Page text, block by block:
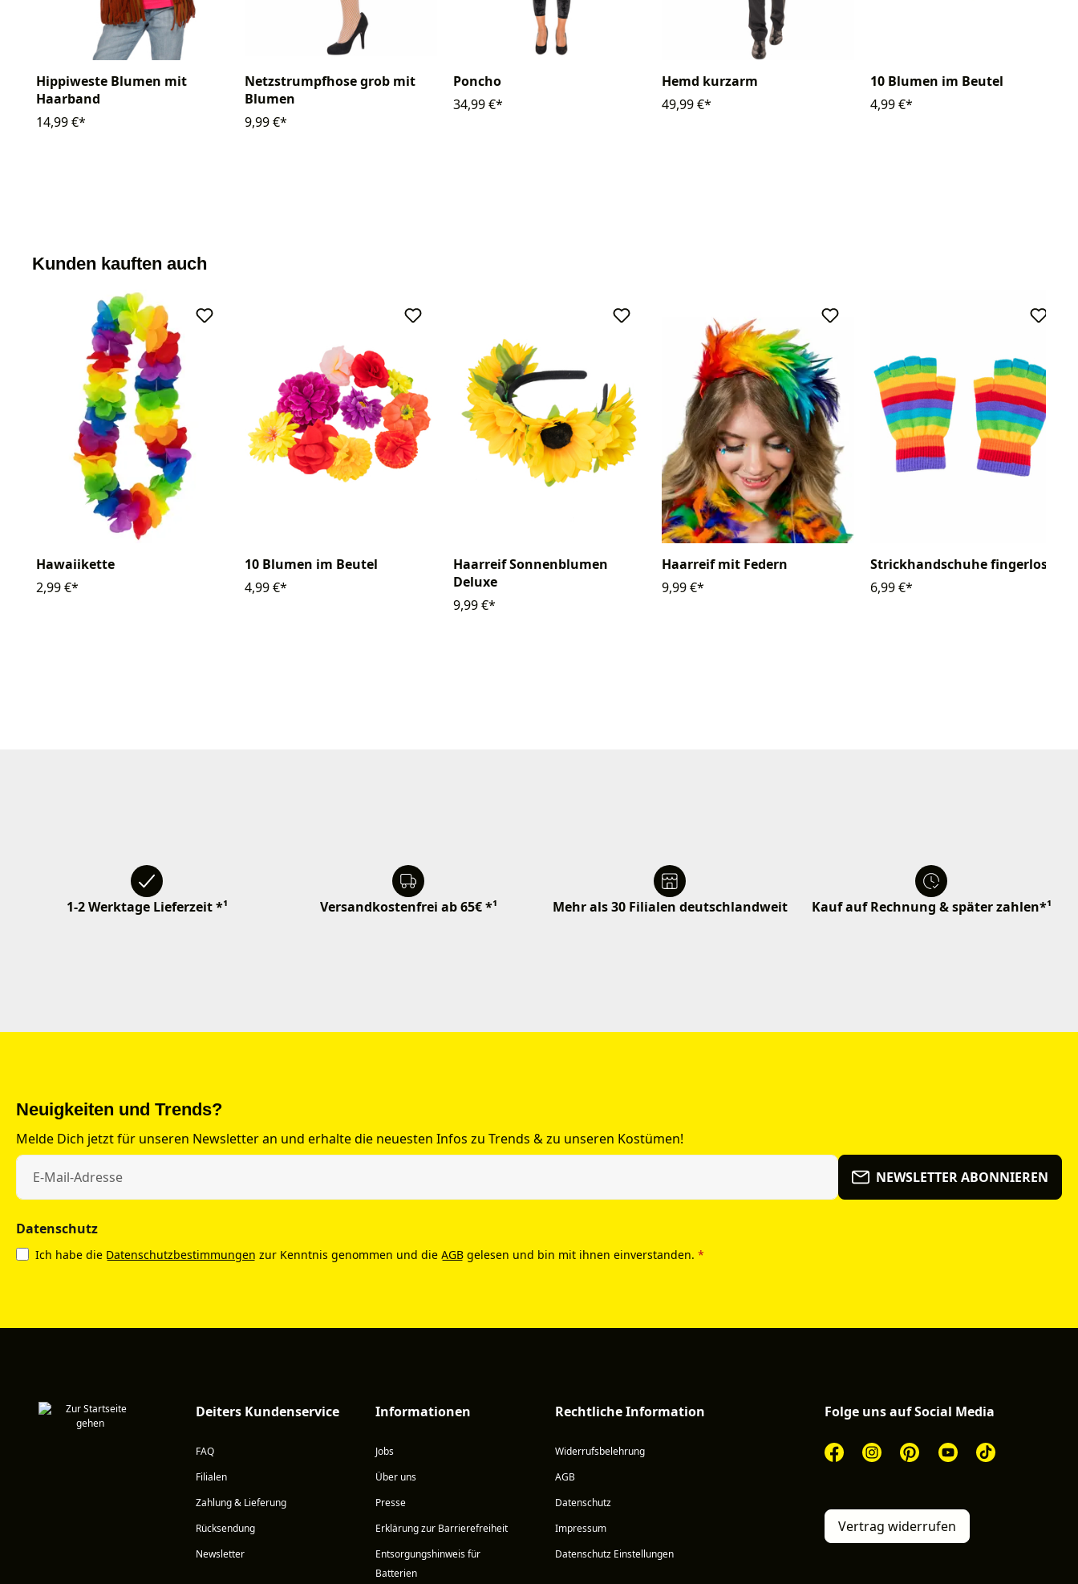
Hippiweste Blumen mit
Haarband
14,99 €*
Netzstrumpfhose grob mit
Blumen
9,99 €*
Poncho
34,99 €*
Hemd kurzarm
49,99 €*
10 Blumen im Beutel
4,99 €*
Kunden kauften auch
Hawaiikette
2,99 €*
10 Blumen im Beutel
4,99 €*
Haarreif Sonnenblumen
Deluxe
9,99 €*
Haarreif mit Federn
9,99 €*
Strickhandschuhe fingerlos
6,99 €*
1-2 Werktage Lieferzeit *¹ Versandkostenfrei ab 65€ *¹ Mehr als 30 Filialen deutschlandweit Kauf auf Rechnung & später zahlen*¹
Neuigkeiten und Trends?
Melde Dich jetzt für unseren Newsletter an und erhalte die neuesten Infos zu Trends & zu unseren Kostümen!
NEWSLETTER ABONNIEREN
Datenschutz
Ich habe die Datenschutzbestimmungen zur Kenntnis genommen und die AGB gelesen und bin mit ihnen einverstanden. *
Deiters Kundenservice
FAQ
Filialen
Zahlung & Lieferung
Rücksendung
Newsletter
Informationen
Jobs
Über uns
Presse
Erklärung zur Barrierefreiheit
Entsorgungshinweis für
Batterien
Rechtliche Information
Widerrufsbelehrung
AGB
Datenschutz
Impressum
Datenschutz Einstellungen
Folge uns auf Social Media
Vertrag widerrufen